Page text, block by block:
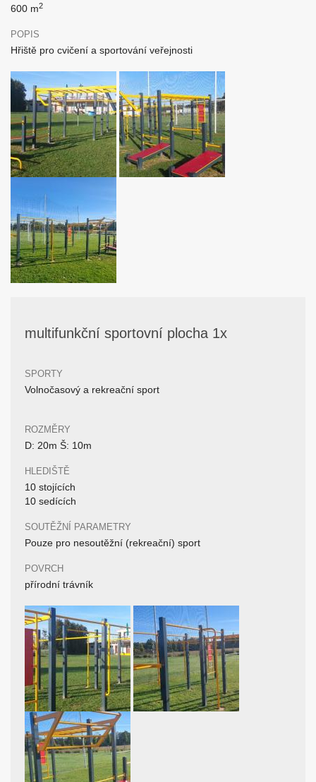
600 m2
POPIS
Hřiště pro cvičení a sportování veřejnosti
multifunkční sportovní plocha 1x
SPORTY
Volnočasový a rekreační sport
ROZMĚRY
D: 20m Š: 10m
HLEDIŠTĚ
10 stojících
10 sedících
SOUTĚŽNÍ PARAMETRY
Pouze pro nesoutěžní (rekreační) sport
POVRCH
přírodní trávník